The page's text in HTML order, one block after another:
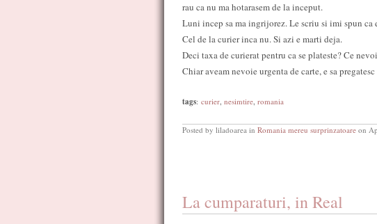
rau ca nu ma hotarasem de la inceput.
Luni incep sa ma ingrijorez. Le scriu si imi spun ca
Cel de la curier inca nu. Si azi e marti deja.
Deci taxa de curierat pentru ca se plateste? Ce
Chiar aveam nevoie urgenta de carte, e sa
tags: curier, nesimtire, romania
Posted by liladoarea in Romania mereu surprinzatoare on
La cumparaturi, in Real